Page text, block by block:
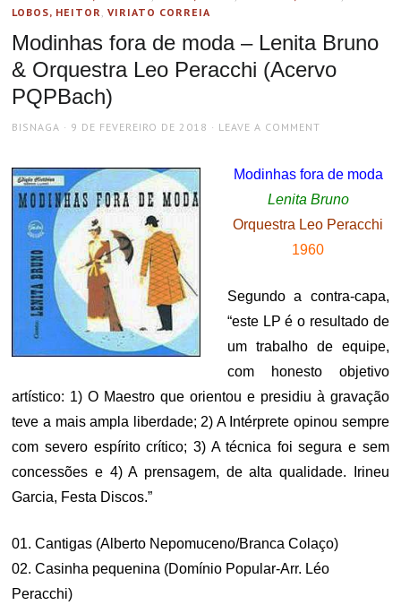
LOBOS, HEITOR,VIRIATO CORREIA
Modinhas fora de moda – Lenita Bruno
& Orquestra Leo Peracchi (Acervo
PQPBach)
AUTHOR
BISNAGA
POSTED
9 DE FEVEREIRO DE 2018 LEAVE A COMMENT
Modinhas fora de moda
Lenita Bruno
Orquestra Leo Peracchi
1960
Segundo a contra-capa,
“este LP é o resultado de
um trabalho de equipe,
com honesto objetivo
artístico: 1) O Maestro que orientou e presidiu à gravação
teve a mais ampla liberdade; 2) A Intérprete opinou sempre
com severo espírito crítico; 3) A técnica foi segura e sem
concessões e 4) A prensagem, de alta qualidade. Irineu
Garcia, Festa Discos.”
01. Cantigas (Alberto Nepomuceno/Branca Colaço)
02. Casinha pequenina (Domínio Popular-Arr. Léo
Peracchi)